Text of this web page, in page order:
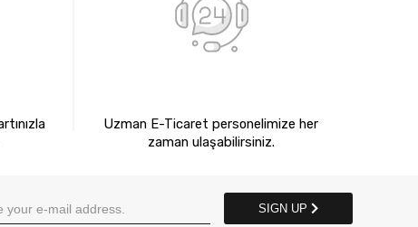
Uzman E-Ticaret personelimize her
zaman ulaşabilirsiniz.
SIGN UP